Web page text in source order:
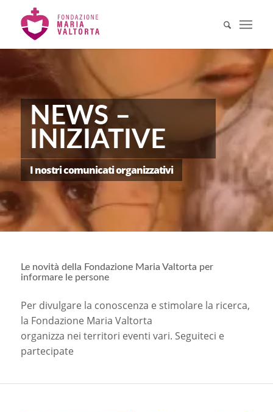
NEWS –
INIZIATIVE
I nostri comunicati organizzativi
Le novità della Fondazione Maria Valtorta per
informare le persone
Per divulgare la conoscenza e stimolare la ricerca,
la Fondazione Maria Valtorta
organizza nei territori eventi vari. Seguiteci e
partecipate